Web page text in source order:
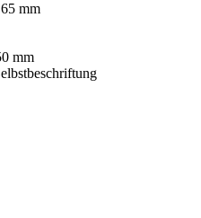
mm
mm